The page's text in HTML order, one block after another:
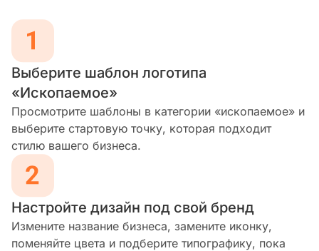
Выберите шаблон логотипа
«Ископаемое»
Просмотрите шаблоны в категории «ископаемое» и
выберите стартовую точку, которая подходит
стилю вашего бизнеса.
Настройте дизайн под свой бренд
Измените название бизнеса, замените иконку,
поменяйте цвета и подберите типографику, пока